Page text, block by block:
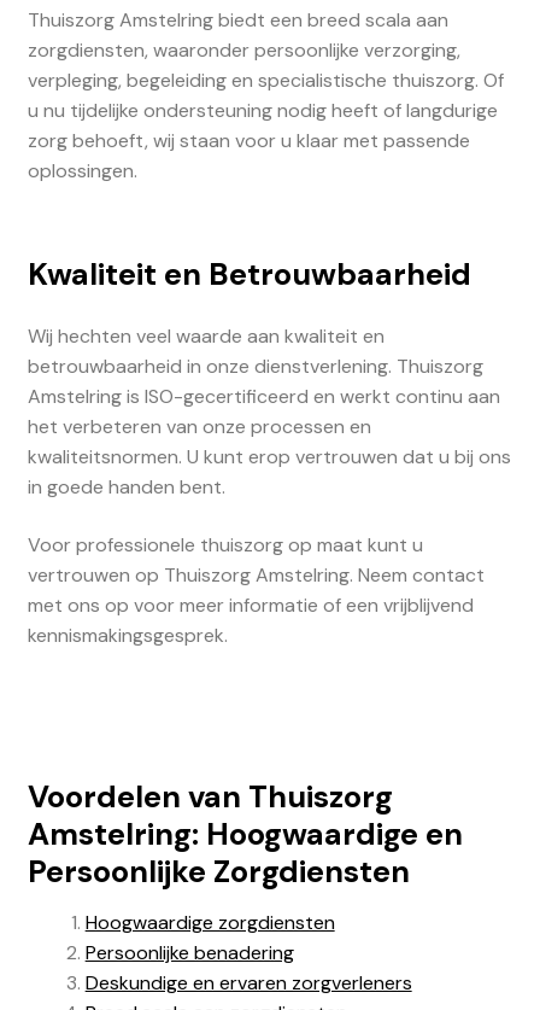
Thuiszorg Amstelring biedt een breed scala aan
zorgdiensten, waaronder persoonlijke verzorging,
verpleging, begeleiding en specialistische thuiszorg. Of
u nu tijdelijke ondersteuning nodig heeft of langdurige
zorg behoeft, wij staan voor u klaar met passende
oplossingen.
Kwaliteit en Betrouwbaarheid
Wij hechten veel waarde aan kwaliteit en
betrouwbaarheid in onze dienstverlening. Thuiszorg
Amstelring is ISO-gecertificeerd en werkt continu aan
het verbeteren van onze processen en
kwaliteitsnormen. U kunt erop vertrouwen dat u bij ons
in goede handen bent.
Voor professionele thuiszorg op maat kunt u
vertrouwen op Thuiszorg Amstelring. Neem contact
met ons op voor meer informatie of een vrijblijvend
kennismakingsgesprek.
Voordelen van Thuiszorg
Amstelring: Hoogwaardige en
Persoonlijke Zorgdiensten
Hoogwaardige zorgdiensten
Persoonlijke benadering
Deskundige en ervaren zorgverleners